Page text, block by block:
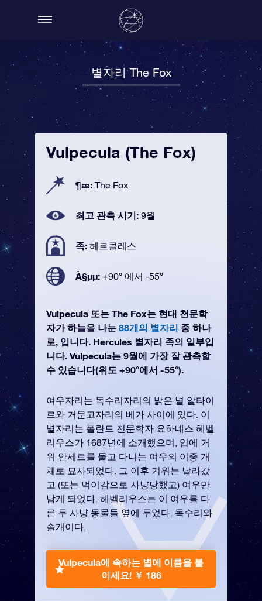
별자리 The Fox
Vulpecula (The Fox)
¶æ: The Fox
최고 관측 시기: 9월
족: 헤르클레스
À§µµ: +90° 에서 -55°
Vulpecula 또는 The Fox는 현대 천문학
자가 하늘을 나눈 88개의 별자리 중 하나
로, 입니다. Hercules 별자리 족의 일부입
니다. Vulpecula는 9월에 가장 잘 관측할
수 있습니다(위도 +90°에서 -55°).
여우자리는 독수리자리의 밝은 별 알타이
르와 거문고자리의 베가 사이에 있다. 이
별자리는 폴란드 천문학자 요하네스 헤벨
리우스가 1687년에 소개했으며, 입에 거
위 안세르를 물고 다니는 여우의 이중 개
체로 묘사되었다. 그 이후 거위는 날라갔
고 (또는 먹이감으로 사냥당했고) 여우만
남게 되었다. 헤벨리우스는 이 여우를 다
른 두 사냥 동물들 옆에 두었다. 독수리와
솔개이다.
Vulpecula에 속하는 별에 이름을 붙
이세요! ￥ 186